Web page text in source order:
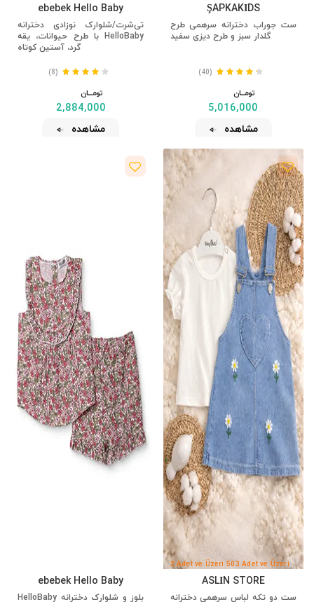
ŞAPKAKİDS
ست جوراب دخترانه سرهمی طرح
گلدار سبز و طرح دیزی سفید
(40)
تومــــــان
5,016,000
مشاهده
ebebek Hello Baby
تی‌شرت/شلوارک نوزادی دخترانه
HelloBaby با طرح حیوانات، یقه
گرد، آستین کوتاه
(8)
تومــــــان
2,884,000
مشاهده
2 Adet ve Üzeri 503 Adet ve Üzeri
ASLİN STORE
ست دو تکه لباس سرهمی دخترانه
ebebek Hello Baby
بلوز و شلوارک دخترانه HelloBaby